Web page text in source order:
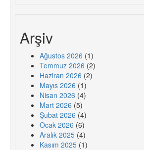
Arşiv
Ağustos 2026 (1)
Temmuz 2026 (2)
Haziran 2026 (2)
Mayıs 2026 (1)
Nisan 2026 (4)
Mart 2026 (5)
Şubat 2026 (4)
Ocak 2026 (6)
Aralık 2025 (4)
Kasım 2025 (1)